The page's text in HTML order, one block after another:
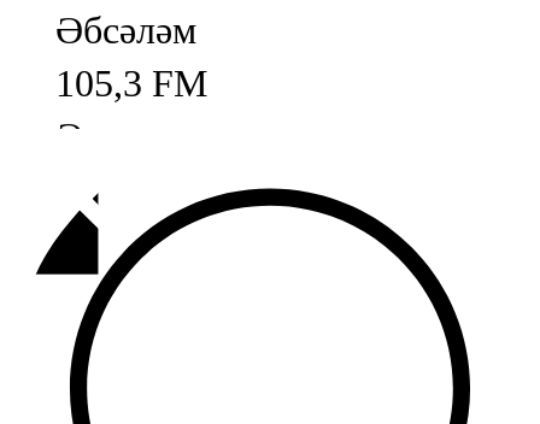
Әбсәләм
105,3 FM
Әлмәт
92,9 FM
Базарлы матак
107,1 FM
Балык бистәсе
104,9 FM